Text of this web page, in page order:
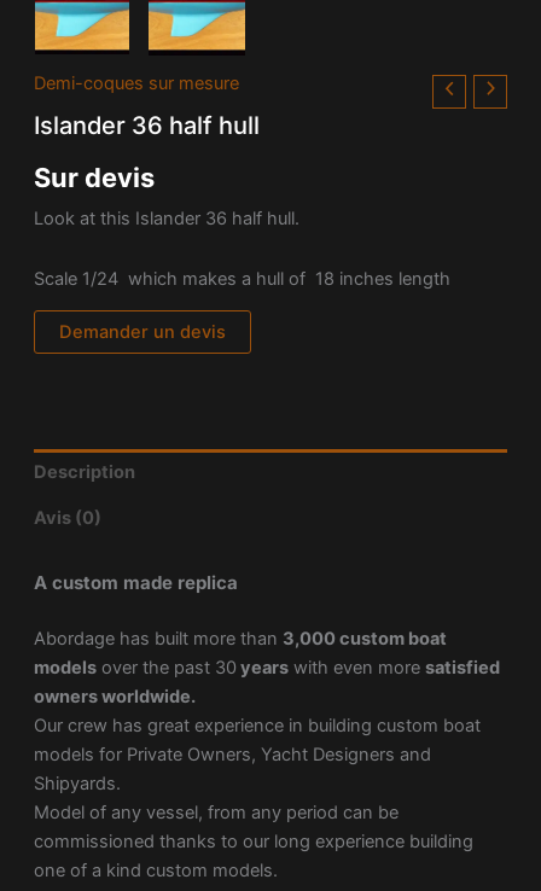
Demi-coques sur mesure
Islander 36 half hull
Sur devis
Look at this Islander 36 half hull.
Scale 1/24 which makes a hull of 18 inches length
Demander un devis
Description
Avis (0)
A custom made replica
Abordage has built more than 3,000 custom boat
modelsover the past 30 yearswith even more satisfied
owners worldwide.
Our crew has great experience in building custom boat
models for Private Owners, Yacht Designers and
Shipyards.
Model of any vessel, from any period can be
commissioned thanks to our long experience building
one of a kind custom models.